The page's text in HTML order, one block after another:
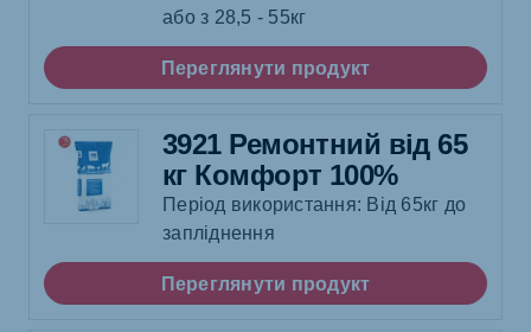
або з 28,5 - 55кг
Переглянути продукт
3921 Ремонтний від 65
кг Комфорт 100%
Період використання: Від 65кг до
запліднення
Переглянути продукт